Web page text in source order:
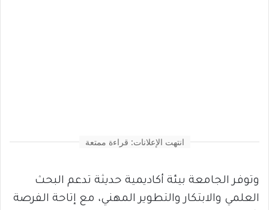
انتهت الإعلانات: قراءة ممتعة
وتوفر الجامعة بيئة أكاديمية حديثة تدعم البحث
العلمي والابتكار والتطوير المهني، مع إتاحة الفرصة